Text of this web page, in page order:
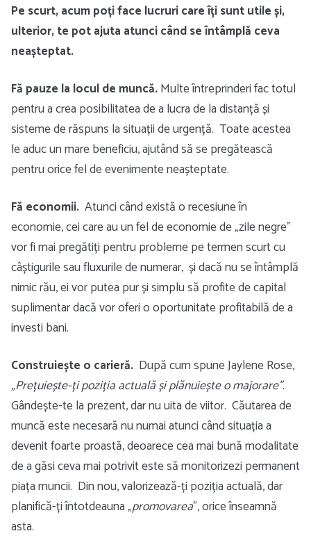
Pe scurt, acum poți face lucruri care îți sunt utile și,
ulterior, te pot ajuta atunci când se întâmplă ceva
neașteptat.
Fă pauze la locul de muncă.Multe întreprinderi fac totul
pentru a crea posibilitatea de a lucra de la distanță și
sisteme de răspuns la situații de urgență. Toate acestea
le aduc un mare beneficiu, ajutând să se pregătească
pentru orice fel de evenimente neașteptate.
Fă economii. Atunci când există o recesiune în
economie, cei care au un fel de economie de „zile negre”
vor fi mai pregătiți pentru probleme pe termen scurt cu
câștigurile sau fluxurile de numerar, și dacă nu se întâmplă
nimic rău, ei vor putea pur și simplu să profite de capital
suplimentar dacă vor oferi o oportunitate profitabilă de a
investi bani.
Construiește o carieră. După cum spune Jaylene Rose,
„Prețuiește-ți poziția actuală și plănuiește o majorare”.
Gândește-te la prezent, dar nu uita de viitor. Căutarea de
muncă este necesară nu numai atunci când situația a
devenit foarte proastă, deoarece cea mai bună modalitate
de a găsi ceva mai potrivit este să monitorizezi permanent
piața muncii. Din nou, valorizează-ți poziția actuală, dar
planifică-ți întotdeauna „promovarea”, orice înseamnă
asta.